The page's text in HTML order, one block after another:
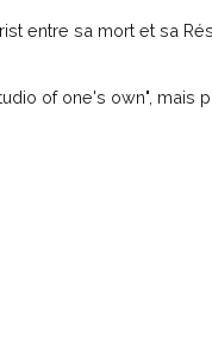
entre sa mort et sa
of one's own", mais